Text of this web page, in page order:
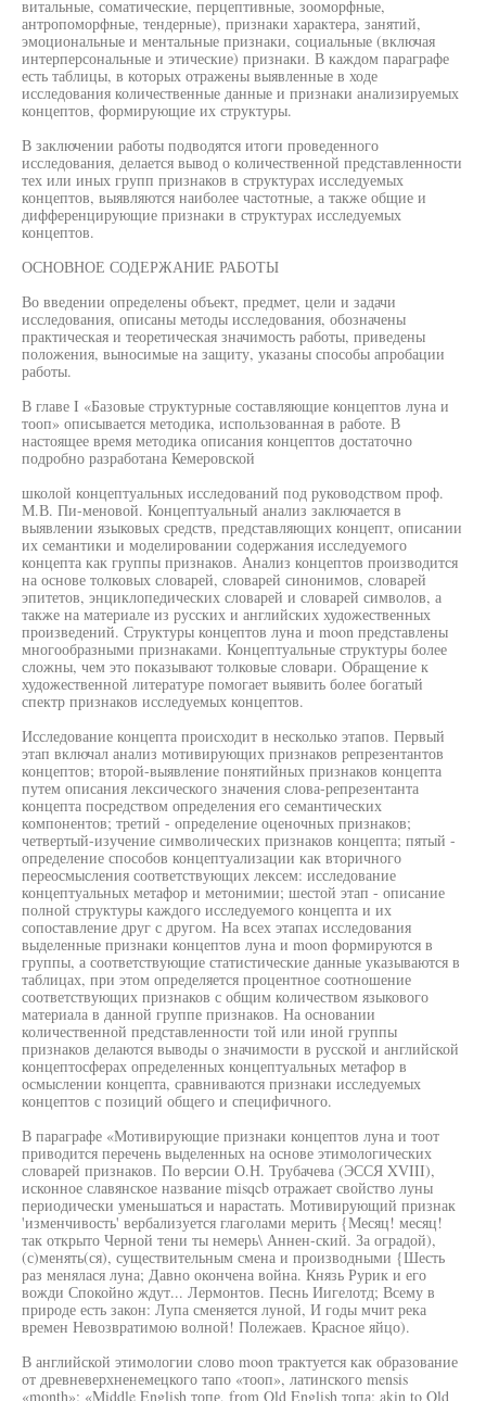
витальные, соматические, перцептивные, зооморфные,
антропоморфные, тендерные), признаки характера, занятий,
эмоциональные и ментальные признаки, социальные (включая
интерперсональные и этические) признаки. В каждом параграфе
есть таблицы, в которых отражены выявленные в ходе
исследования количественные данные и признаки анализируемых
концептов, формирующие их структуры.
В заключении работы подводятся итоги проведенного
исследования, делается вывод о количественной представленности
тех или иных групп признаков в структурах исследуемых
концептов, выявляются наиболее частотные, а также общие и
дифференцирующие признаки в структурах исследуемых
концептов.
ОСНОВНОЕ СОДЕРЖАНИЕ РАБОТЫ
Во введении определены объект, предмет, цели и задачи
исследования, описаны методы исследования, обозначены
практическая и теоретическая значимость работы, приведены
положения, выносимые на защиту, указаны способы апробации
работы.
В главе I «Базовые структурные составляющие концептов луна и
тооп» описывается методика, использованная в работе. В
настоящее время методика описания концептов достаточно
подробно разработана Кемеровской
школой концептуальных исследований под руководством проф.
М.В. Пи-меновой. Концептуальный анализ заключается в
выявлении языковых средств, представляющих концепт, описании
их семантики и моделировании содержания исследуемого
концепта как группы признаков. Анализ концептов производится
на основе толковых словарей, словарей синонимов, словарей
эпитетов, энциклопедических словарей и словарей символов, а
также на материале из русских и английских художественных
произведений. Структуры концептов луна и moon представлены
многообразными признаками. Концептуальные структуры более
сложны, чем это показывают толковые словари. Обращение к
художественной литературе помогает выявить более богатый
спектр признаков исследуемых концептов.
Исследование концепта происходит в несколько этапов. Первый
этап включал анализ мотивирующих признаков репрезентантов
концептов; второй-выявление понятийных признаков концепта
путем описания лексического значения слова-репрезентанта
концепта посредством определения его семантических
компонентов; третий - определение оценочных признаков;
четвертый-изучение символических признаков концепта; пятый -
определение способов концептуализации как вторичного
переосмысления соответствующих лексем: исследование
концептуальных метафор и метонимии; шестой этап - описание
полной структуры каждого исследуемого концепта и их
сопоставление друг с другом. На всех этапах исследования
выделенные признаки концептов луна и moon формируются в
группы, а соответствующие статистические данные указываются в
таблицах, при этом определяется процентное соотношение
соответствующих признаков с общим количеством языкового
материала в данной группе признаков. На основании
количественной представленности той или иной группы
признаков делаются выводы о значимости в русской и английской
концептосферах определенных концептуальных метафор в
осмыслении концепта, сравниваются признаки исследуемых
концептов с позиций общего и специфичного.
В параграфе «Мотивирующие признаки концептов луна и тоот
приводится перечень выделенных на основе этимологических
словарей признаков. По версии О.Н. Трубачева (ЭССЯ XVIII),
исконное славянское название misqcb отражает свойство луны
периодически уменьшаться и нарастать. Мотивирующий признак
'изменчивость' вербализуется глаголами мерить {Месяц! месяц!
так открыто Черной тени ты немерь\ Аннен-ский. За оградой),
(с)менять(ся), существительным смена и производными {Шесть
раз менялася луна; Давно окончена война. Князь Рурик и его
вожди Спокойно ждут... Лермонтов. Песнь Иигелотд; Всему в
природе есть закон: Лупа сменяется луной, И годы мчит река
времен Невозвратимою волной! Полежаев. Красное яйцо).
В английской этимологии слово moon трактуется как образование
от древневерхненемецкого тапо «тооп», латинского mensis
«month»: «Middle English топе, from Old English топа; akin to Old